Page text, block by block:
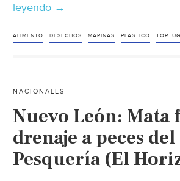
leyendo Madrid:
marinas
del
plástico
con
el
de
→
ALIMENTO DESECHOS MARINAS PLASTICO
NACIONALES
Nuevo León: Mata
drenaje a peces
Pesquería (El